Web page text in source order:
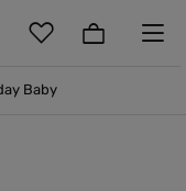
Baby